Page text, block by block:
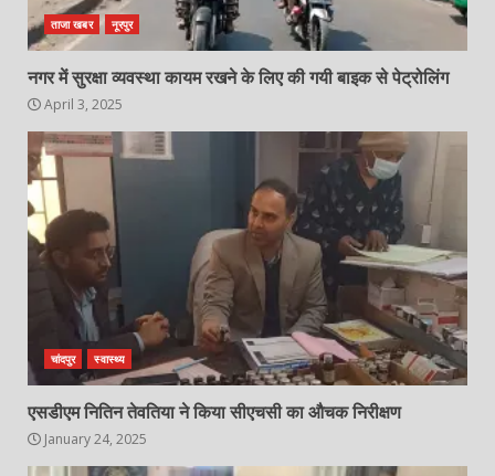
ताजा खबर नूरपुर
नगर में सुरक्षा व्यवस्था कायम रखने के लिए की गयी बाइक से पेट्रोलिंग
April 3, 2025
चांदपुर स्वास्थ्य
एसडीएम नितिन तेवतिया ने किया सीएचसी का औचक निरीक्षण
January 24, 2025